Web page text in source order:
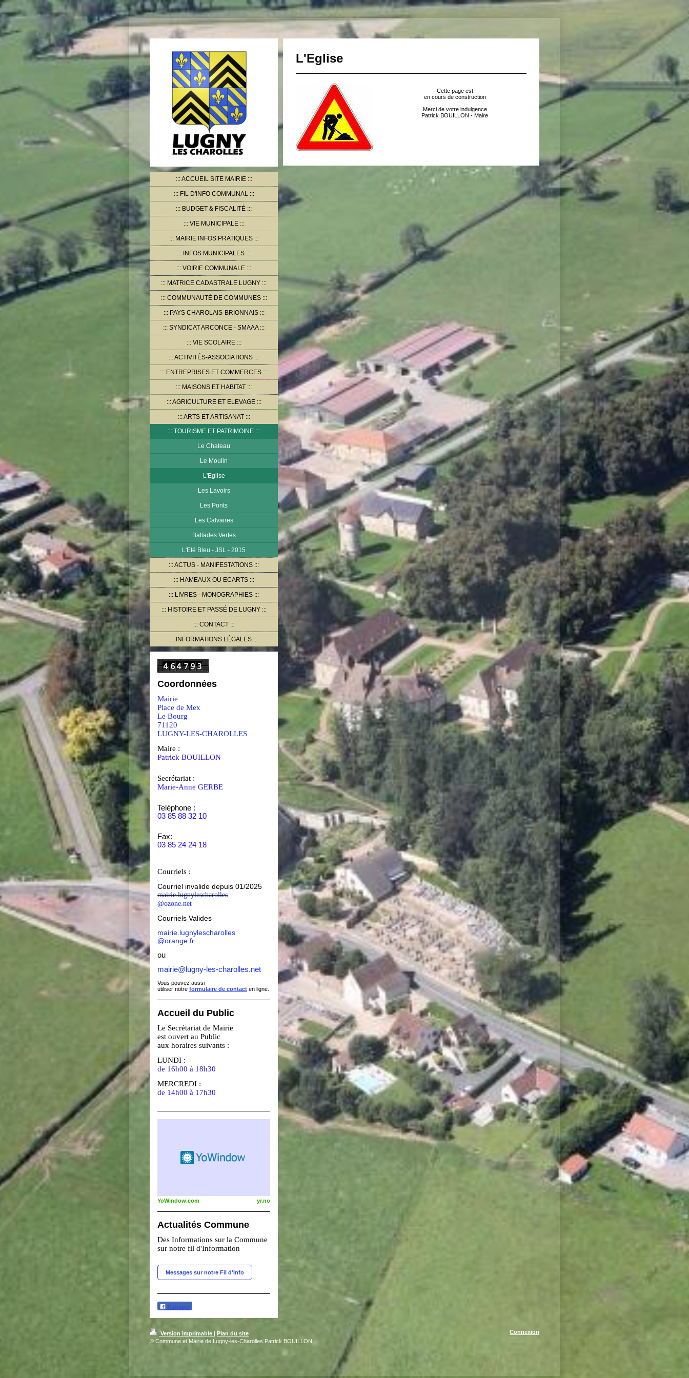
ACCUEIL SITE MAIRIE
FIL D'INFO COMMUNAL
BUDGET & FISCALITÉ
VIE MUNICIPALE
MAIRIE INFOS PRATIQUES
INFOS MUNICIPALES
VOIRIE COMMUNALE
MATRICE CADASTRALE LUGNY
COMMUNAUTÉ DE COMMUNES
PAYS CHAROLAIS-BRIONNAIS
SYNDICAT ARCONCE - SMAAA
VIE SCOLAIRE
ACTIVITÉS-ASSOCIATIONS
ENTREPRISES ET COMMERCES
MAISONS ET HABITAT
AGRICULTURE ET ELEVAGE
ARTS ET ARTISANAT
TOURISME ET PATRIMOINE
Le Chateau
Le Moulin
L'Eglise
Les Lavoirs
Les Ponts
Les Calvaires
Ballades Vertes
L'Eté Bleu - JSL - 2015
ACTUS - MANIFESTATIONS
HAMEAUX OU ECARTS
LIVRES - MONOGRAPHIES
HISTOIRE ET PASSÉ DE LUGNY
CONTACT
INFORMATIONS LÉGALES
Coordonnées
Mairie
Place de Mex
Le Bourg
71120
LUGNY-LES-CHAROLLES
Maire :
Patrick BOUILLON
Secrétariat :
Marie-Anne GERBE
Teléphone :
03 85 88 32 10
Fax:
03 85 24 24 18
Courriels :
Courriel invalide depuis 01/2025
mairie.lugnylescharolles
@ozone.net
Courriels Valides
mairie.lugnylescharolles
@orange.fr
ou
mairie@lugny-les-charolles.net
Vous pouvez aussi
utiliser notre formulaire de contact en ligne.
Accueil du Public
Le Secrétariat de Mairie
est ouvert au Public
aux horaires suivants :
LUNDI :
de 16h00 à 18h30
MERCREDI :
de 14h00 à 17h30
YoWindow.com yr.no
Actualités Commune
Des Informations sur la Commune
sur notre fil d'Information
Messages sur notre Fil d'Info
Partager
L'Eglise
Cette page est
en cours de construction
Merci de votre indulgence
Patrick BOUILLON - Maire
Version imprimable | Plan du site
© Commune et Mairie de Lugny-les-Charolles Patrick BOUILLON
Connexion